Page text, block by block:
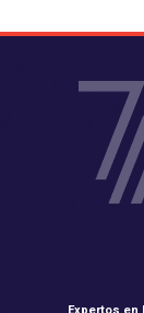
Expertos en